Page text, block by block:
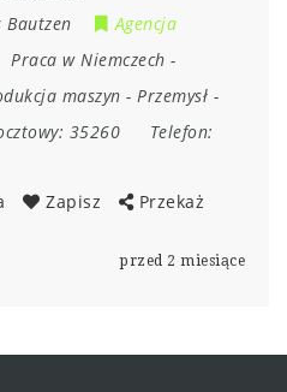
Bautzen
Agencja
Praca w Niemczech -
maszyn - Przemysł -
35260
Telefon:
Zapisz Przekaż
przed 2 miesiące